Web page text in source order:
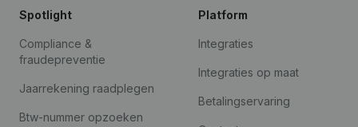
Spotlight
Compliance &
fraudepreventie
Jaarrekening raadplegen
Btw-nummer opzoeken
Platform
Integraties
Integraties op maat
Betalingservaring